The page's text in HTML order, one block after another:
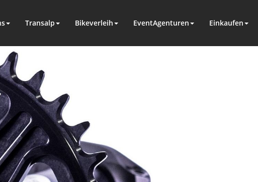
Transalp Bikeverleih EventAgenturen Einkaufen